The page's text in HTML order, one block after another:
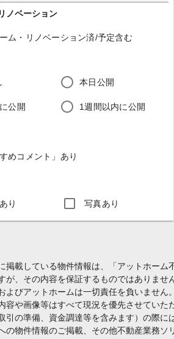
ノベーション
ム・リノベーション済/予定含む
本日公開
公開 1週間以内に公開
すめコメント」あり
り 写真あり
掲載している物件情報は、「アットホー
が、その内容を保証するものではありま
よびアットホームは一切責任を負いません。
容や画像等はすべて現況を優先させていた
引の準備、資金調達等を含みます）の際
の物件情報のご掲載、その他不動産業務